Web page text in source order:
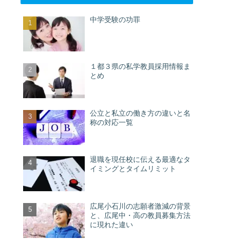
中学受験の功罪
１都３県の私学教員採用情報ま
とめ
公立と私立の働き方の違いと名
称の対応一覧
退職を現任校に伝える最適なタ
イミングとタイムリミット
広尾小石川の志願者激減の背景
と、広尾中・高の教員募集方法
に現れた違い